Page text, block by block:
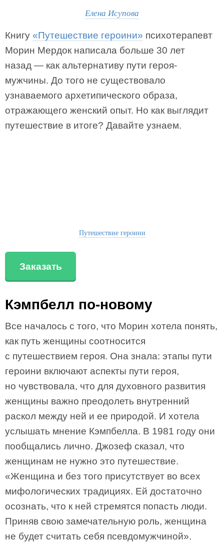
Елена Исупова
Книгу «Путешествие героини» психотерапевт
Морин Мердок написала больше 30 лет
назад — как альтернативу пути героя-
мужчины. До того не существовало
узнаваемого архетипического образа,
отражающего женский опыт. Но как выглядит
путешествие в итоге? Давайте узнаем.
Путешествие героини
Заказать
Кэмпбелл по-новому
Все началось с того, что Морин хотела понять,
как путь женщины соотносится
с путешествием героя. Она знала: этапы пути
героини включают аспекты пути героя,
но чувствовала, что для духовного развития
женщины важно преодолеть внутренний
раскол между ней и ее природой. И хотела
услышать мнение Кэмпбелла. В 1981 году они
пообщались лично. Джозеф сказал, что
женщинам не нужно это путешествие.
«Женщина и без того присутствует во всех
мифологических традициях. Ей достаточно
осознать, что к ней стремятся попасть люди.
Приняв свою замечательную роль, женщина
не будет считать себя псевдомужчиной».